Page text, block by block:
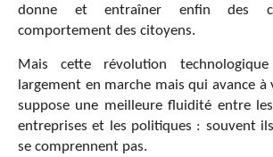
donne et entraîner enfin des
comportement des citoyens.
Mais cette révolution
largement en marche mais qui avance à
suppose une meilleure fluidité entre
entreprises et les politiques : souvent
se comprennent pas.